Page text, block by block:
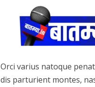
Orci varius natoque
dis parturient montes,